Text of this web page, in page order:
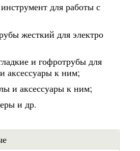
для работы с
жесткий для электро
и гофротрубы для
аксессуары к ним;
и аксессуары к ним;
и др.